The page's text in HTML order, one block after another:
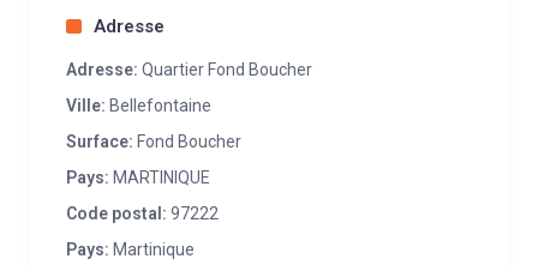
Adresse
Adresse: Quartier Fond Boucher
Ville: Bellefontaine
Surface: Fond Boucher
Pays: MARTINIQUE
Code postal: 97222
Pays: Martinique